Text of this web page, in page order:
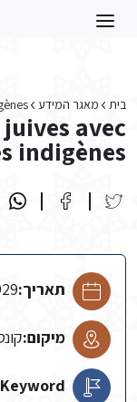
בית מאגר המידע
avec
indigènes
תאריך:
מיקום:
Keyword: